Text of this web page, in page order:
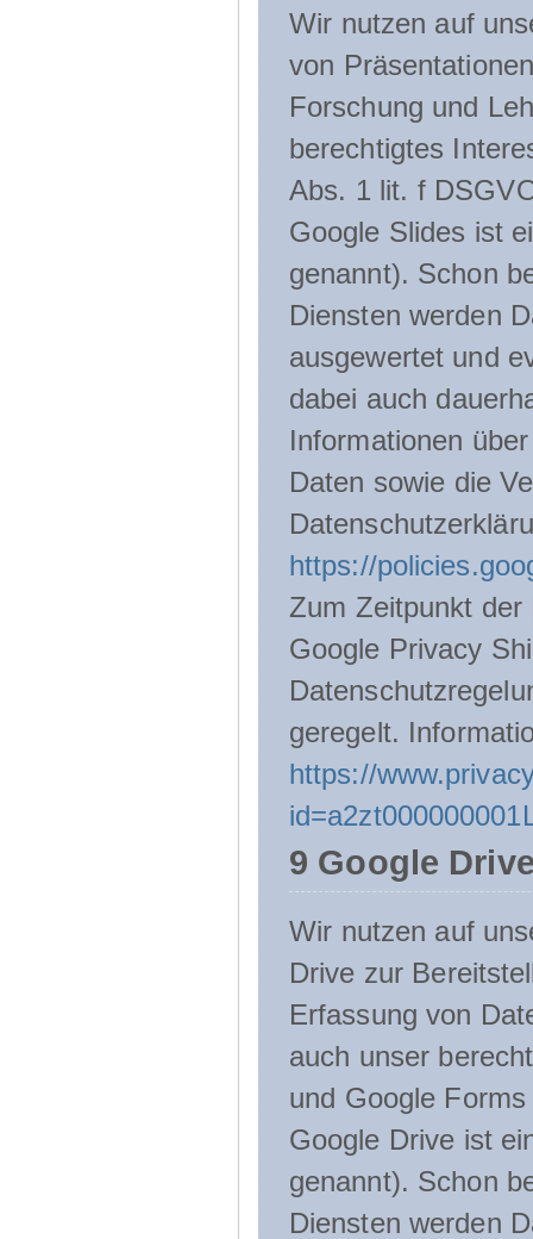
Wir nutzen auf
von
Forschung und
berechtigtes
Abs. 1 lit. f
Google Slides ist
genannt). Schon
Diensten werden
ausgewertet und
dabei auch
Informationen
Daten sowie die
https://
Zum Zeitpunkt der
Google Privacy
geregelt.
https://
9 Google
Wir nutzen auf
Drive zur
Erfassung von
auch unser
und Google
Google Drive ist
genannt). Schon
Diensten werden